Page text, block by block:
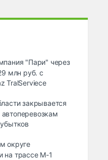
"Пари" через
млн руб. с
TralServiece
закрывается
округе
на трассе М-1